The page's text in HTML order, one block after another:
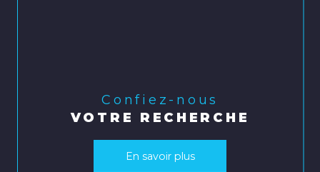
Confiez-nous
VOTRE RECHERCHE
En savoir plus